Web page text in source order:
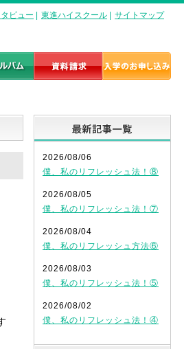
ビュー 東進ハイスクール サイトマップ
2026/08/06
僕、私のリフレッシュ法！⑧
2026/08/05
僕、私のリフレッシュ法！⑦
2026/08/04
僕、私のリフレッシュ方法⑥
2026/08/03
僕、私のリフレッシュ法！⑤
2026/08/02
僕、私のリフレッシュ法！④